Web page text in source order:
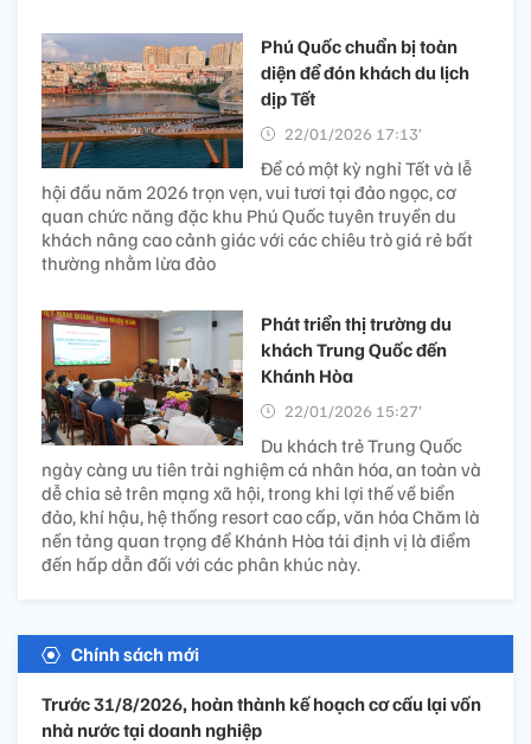
Phú Quốc chuẩn bị toàn
diện để đón khách du lịch
dịp Tết
22/01/2026 17:13’
Để có một kỳ nghỉ Tết và lễ
hội đầu năm 2026 trọn vẹn, vui tươi tại đảo ngọc, cơ
quan chức năng đặc khu Phú Quốc tuyên truyền du
khách nâng cao cảnh giác với các chiêu trò giá rẻ bất
thường nhằm lừa đảo
Phát triển thị trường du
khách Trung Quốc đến
Khánh Hòa
22/01/2026 15:27’
Du khách trẻ Trung Quốc
ngày càng ưu tiên trải nghiệm cá nhân hóa, an toàn và
dễ chia sẻ trên mạng xã hội, trong khi lợi thế về biển
đảo, khí hậu, hệ thống resort cao cấp, văn hóa Chăm là
nền tảng quan trọng để Khánh Hòa tái định vị là điểm
đến hấp dẫn đối với các phân khúc này.
Chính sách mới
Trước 31/8/2026, hoàn thành kế hoạch cơ cấu lại vốn
nhà nước tại doanh nghiệp